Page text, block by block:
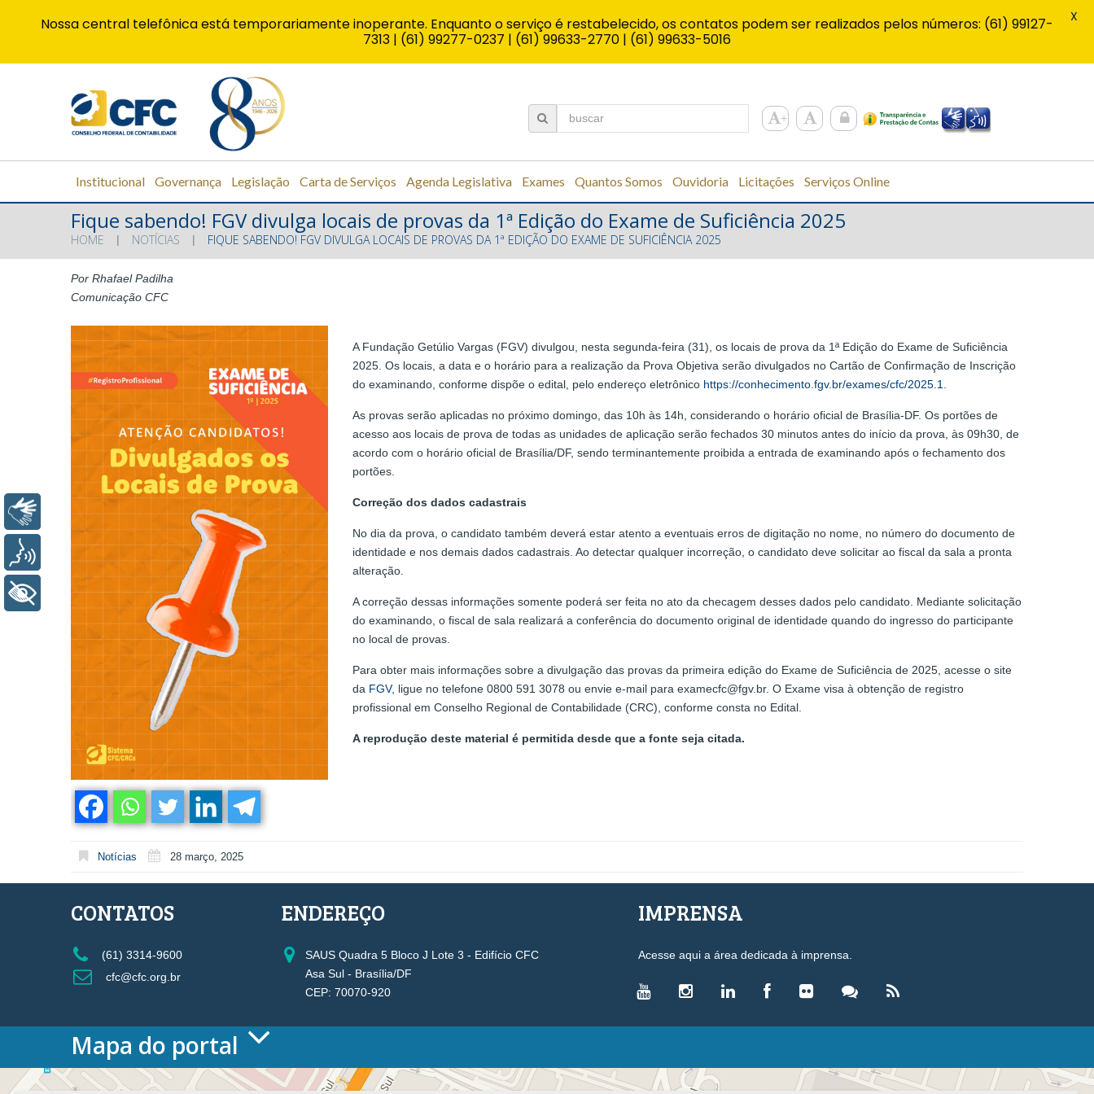
Institucional Governança Legislação Carta de Serviços Agenda Legislativa Exames Quantos Somos Ouvidoria Licitações Serviços Online
Fique sabendo! FGV divulga locais de provas da 1ª Edição do Exame de Suficiência 2025
HOME NOTÍCIAS FIQUE SABENDO! FGV DIVULGA LOCAIS DE PROVAS DA 1ª EDIÇÃO DO EXAME DE SUFICIÊNCIA 2025
Por Rhafael Padilha
Comunicação CFC
A Fundação Getúlio Vargas (FGV) divulgou, nesta segunda-feira (31), os locais de prova da 1ª Edição do Exame de Suficiência
2025. Os locais, a data e o horário para a realização da Prova Objetiva serão divulgados no Cartão de Confirmação de Inscrição
do examinando, conforme dispõe o edital, pelo endereço eletrônico https://conhecimento.fgv.br/exames/cfc/2025.1.
As provas serão aplicadas no próximo domingo, das 10h às 14h, considerando o horário oficial de Brasília-DF. Os portões de
acesso aos locais de prova de todas as unidades de aplicação serão fechados 30 minutos antes do início da prova, às 09h30, de
acordo com o horário oficial de Brasília/DF, sendo terminantemente proibida a entrada de examinando após o fechamento dos
portões.
Correção dos dados cadastrais
No dia da prova, o candidato também deverá estar atento a eventuais erros de digitação no nome, no número do documento de
identidade e nos demais dados cadastrais. Ao detectar qualquer incorreção, o candidato deve solicitar ao fiscal da sala a pronta
alteração.
A correção dessas informações somente poderá ser feita no ato da checagem desses dados pelo candidato. Mediante solicitação
do examinando, o fiscal de sala realizará a conferência do documento original de identidade quando do ingresso do participante
no local de provas.
Para obter mais informações sobre a divulgação das provas da primeira edição do Exame de Suficiência de 2025, acesse o site
da FGV, ligue no telefone 0800 591 3078 ou envie e-mail para examecfc@fgv.br. O Exame visa à obtenção de registro
profissional em Conselho Regional de Contabilidade (CRC), conforme consta no Edital.
A reprodução deste material é permitida desde que a fonte seja citada.
Notícias 28 março, 2025
CONTATOS
(61) 3314-9600
cfc@cfc.org.br
ENDEREÇO
SAUS Quadra 5 Bloco J Lote 3 - Edifício CFC
Asa Sul - Brasília/DF
CEP: 70070-920
IMPRENSA
Acesse aqui a área dedicada à imprensa.
Mapa do portal
HOME
VICE-PRESIDÊNCIAS LEGISLAÇÃO
Nossa central telefônica está temporariamente inoperante. Enquanto o serviço é restabelecido, os contatos podem ser realizados pelos números: (61) 99127-
7313 | (61) 99277-0237 | (61) 99633-2770 | (61) 99633-5016
X
+ Acessibilidade